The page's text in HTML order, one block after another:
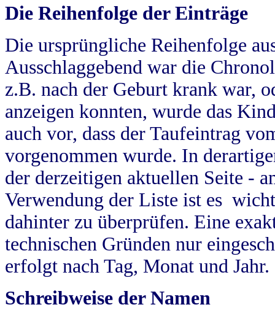
Die Reihenfolge der Einträge
Die ursprüngliche Reihenfolge
Ausschlaggebend war die
z.B. nach der Geburt krank war,
anzeigen konnten, wurde das
auch vor, dass der Taufeintrag
vorgenommen wurde. In
der derzeitigen aktuellen Seite -
Verwendung der Liste ist es
dahinter zu überprüfen. Eine
technischen Gründen nur
erfolgt nach Tag, Monat und Jahr.
Schreibweise der Namen